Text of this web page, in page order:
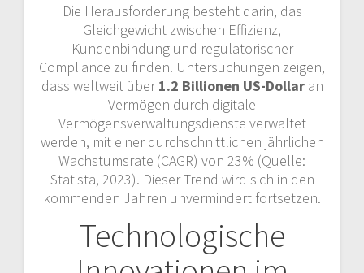
Die Herausforderung besteht darin, das
Gleichgewicht zwischen Effizienz,
Kundenbindung und regulatorischer
Compliance zu finden. Untersuchungen zeigen,
dass weltweit über1.2 Billionen US-Dollaran
Vermögen durch digitale
Vermögensverwaltungsdienste verwaltet
werden, mit einer durchschnittlichen jährlichen
Wachstumsrate (CAGR) von 23% (Quelle:
Statista, 2023). Dieser Trend wird sich in den
kommenden Jahren unvermindert fortsetzen.
Technologische